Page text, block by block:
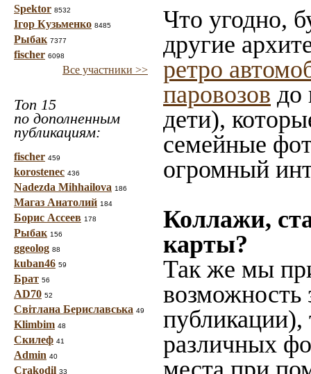
Spektor 8532
Ігор Кузьменко 8485
Рыбак 7377
fischer 6098
Все участники >>
Топ 15
по дополненным
публикациям:
fischer 459
korostenec 436
Nadezda Mihhailova 186
Магаз Анатолий 184
Борис Ассеев 178
Рыбак 156
ggeolog 88
kuban46 59
Брат 56
AD70 52
Світлана Бериславська 49
Klimbim 48
Скилеф 41
Admin 40
Crakodil 33
Что угодно,
другие
ретро
паровозов до
дети),
семейные
огромный
Коллажи,
карты?
Так же мы
возможность
публикации),
различных